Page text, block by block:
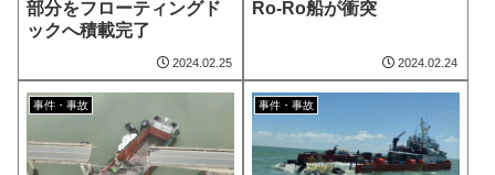
部分をフローティングド
ックへ積載完了
2024.02.25
Ro-Ro船が衝突
2024.02.24
事件・事故 事件・事故